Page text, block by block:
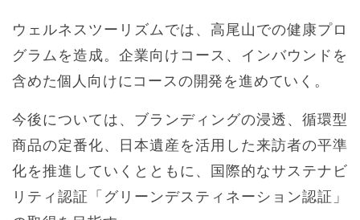
ウェルネスツーリズムでは、高尾山での健康プロ
グラムを造成。企業向けコース、インバウンドを
含めた個人向けにコースの開発を進めていく。
今後については、ブランディングの浸透、循環型
商品の定番化、日本遺産を活用した来訪者の平準
化を推進していくとともに、国際的なサステナビ
リティ認証「グリーンデスティネーション認証」